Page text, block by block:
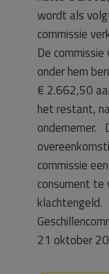
wordt als
commissie
De
onder hem
€ 2.662,50
het restant,
ondernemer.
commissie
consument te
klachtengeld.
21 oktober